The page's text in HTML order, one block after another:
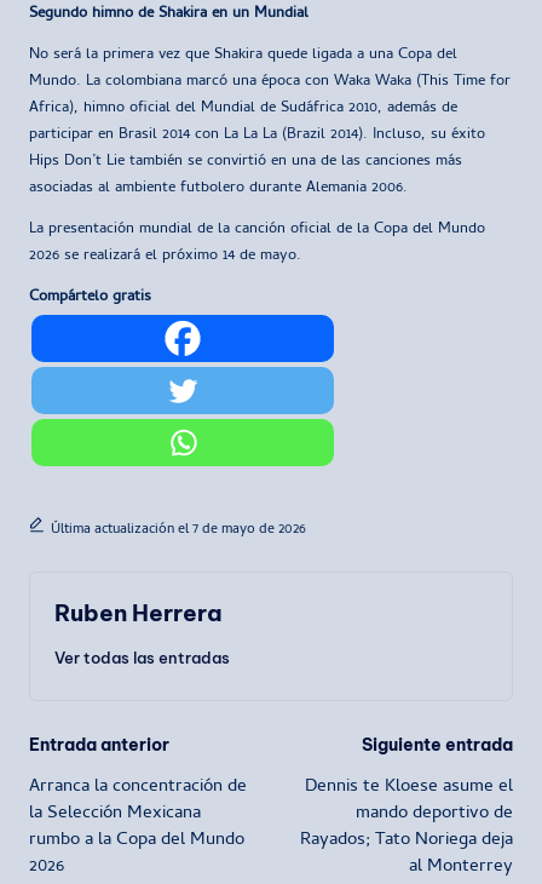
Segundo himno de Shakira en un Mundial
No será la primera vez que Shakira quede ligada a una Copa del
Mundo. La colombiana marcó una época con Waka Waka (This Time for
Africa), himno oficial del Mundial de Sudáfrica 2010, además de
participar en Brasil 2014 con La La La (Brazil 2014). Incluso, su éxito
Hips Don’t Lie también se convirtió en una de las canciones más
asociadas al ambiente futbolero durante Alemania 2006.
La presentación mundial de la canción oficial de la Copa del Mundo
2026 se realizará el próximo 14 de mayo.
Compártelo gratis
Última actualización el 7 de mayo de 2026
Ruben Herrera
Ver todas las entradas
Navegación
de
entradas
Entrada anterior
Arranca la concentración de
la Selección Mexicana
rumbo a la Copa del Mundo
2026
Siguiente entrada
Dennis te Kloese asume el
mando deportivo de
Rayados; Tato Noriega deja
al Monterrey